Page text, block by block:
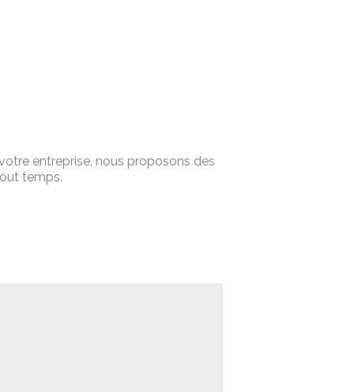
entreprise, nous proposons des
temps.